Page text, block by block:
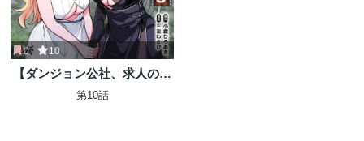
0 10
【ダンジョン公社、求人のお
知らせ】勤務地、72号ダンジ
第10話